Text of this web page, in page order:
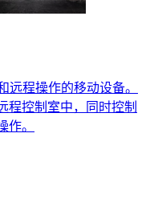
远程操作的移动设备。
程控制室中，同时控制
作。